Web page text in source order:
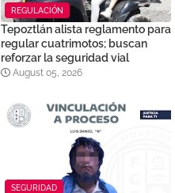
REGULACIÓN
Tepoztlán alista reglamento para
regular cuatrimotos; buscan
reforzar la seguridad vial
August 05, 2026
SEGURIDAD